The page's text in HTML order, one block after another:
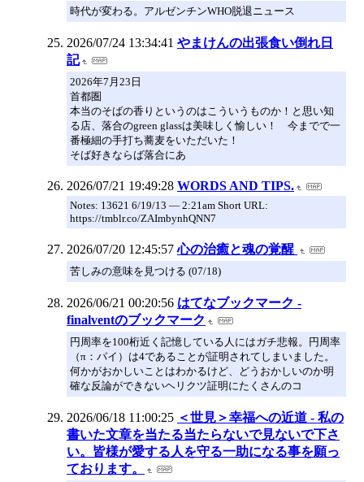
時代が変わる。アルゼンチンWHO脱退ニュース
2026/07/24 13:34:41 やまけんの出張食い倒れ日
記
2026年7月23日
首都圏
本当のそばの香りというのはこういうものか！と思い知
る店、落合のgreen glassは美味しく愉しい！ 今までで一
番極細の手打ち蕎麦をいただいた！
そば好きならば落合にあ
2026/07/21 19:49:28 WORDS AND TIPS.
Notes: 13621 6/19/13 — 2:21am Short URL:
https://tmblr.co/ZAImbynhQNN7
2026/07/20 12:45:57 心の治癒と魂の覚醒
苦しみの意味を見つける (07/18)
2026/06/21 00:20:56 はてなブックマーク -
finalventのブックマーク
円周率を100桁近く記憶している人にはガチ悲報。円周率
（π：パイ）は4であることが証明されてしまいました。
何かがおかしいことはわかるけど、どうおかしいのか明
確な反論ができないヘリクツ証明にたくさんのコ
2026/06/18 11:00:25 ＜世見＞幸福への近道 - 私の
書いた文章を当たる当たらないで見ないで下さ
い。皆様が愛する人を守る一助になる事を願っ
ております。